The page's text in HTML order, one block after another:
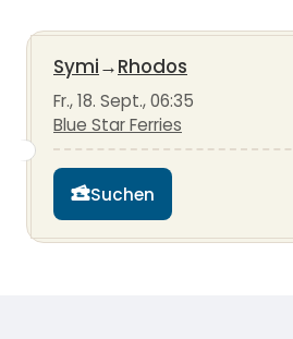
Symi→Rhodos
Fr., 18. Sept., 06:35
Blue Star Ferries
Suchen